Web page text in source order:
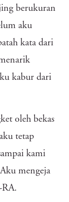
berukuran
aku
kata dari
kabur dari
oleh bekas
tetap
kami
mengeja